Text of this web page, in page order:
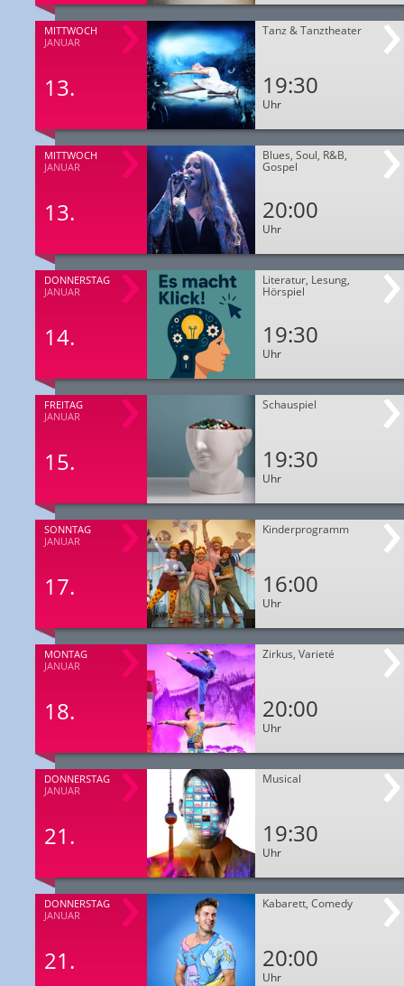
MITTWOCH
JANUAR
13.
Tanz & Tanztheater
19:30
Uhr
MITTWOCH
JANUAR
13.
Blues, Soul, R&B,
Gospel
20:00
Uhr
DONNERSTAG
JANUAR
14.
Literatur, Lesung,
Hörspiel
19:30
Uhr
FREITAG
JANUAR
15.
Schauspiel
19:30
Uhr
SONNTAG
JANUAR
17.
Kinderprogramm
16:00
Uhr
MONTAG
JANUAR
18.
Zirkus, Varieté
20:00
Uhr
DONNERSTAG
JANUAR
21.
Musical
19:30
Uhr
DONNERSTAG
JANUAR
21.
Kabarett, Comedy
20:00
Uhr